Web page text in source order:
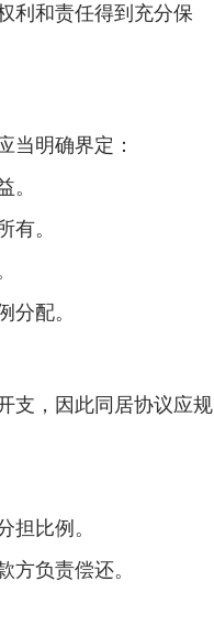
利和责任得到充分保
当明确界定：
。
有。
配。
支，因此同居协议应规
比例。
负责偿还。